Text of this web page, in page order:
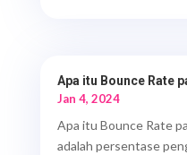
Apa itu Bounce Rate
Jan 4, 2024
Apa itu Bounce Rate
adalah persentase